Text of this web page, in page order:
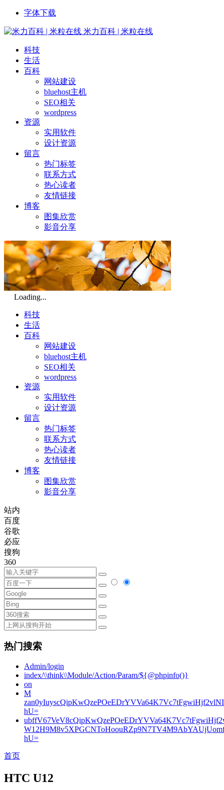
字体下载
米力百科 | 米粒在线
科技
生活
百科
网站建设
bluehost主机
SEO相关
wordpress
资源
实用软件
设计资源
留言
热门标签
联系方式
热心读者
友情链接
博客
图集欣赏
影音分享
Loading...
科技
生活
百科
网站建设
bluehost主机
SEO相关
wordpress
资源
实用软件
设计资源
留言
热门标签
联系方式
热心读者
友情链接
博客
图集欣赏
影音分享
站内
百度
谷歌
必应
搜狗
360
热门搜索
Admin/login
index/\\think\\Module/Action/Param/${@phpinfo()}
on
M
hU=
hU=
首页
HTC U12